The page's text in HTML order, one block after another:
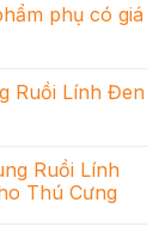
phụ có giá
Ruồi Lính Đen
Ruồi Lính
Thú Cưng